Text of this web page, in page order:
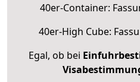
40er-Container:
40er-High Cube:
Egal, ob bei